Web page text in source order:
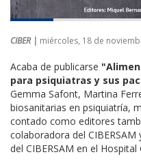
CIBER | miércoles, 18 de
Acaba de publicarse
para psiquiatras y sus
Gemma Safont, Martina
biosanitarias en psiquiatría,
contado como editores
colaboradora del CIBERSAM
del CIBERSAM en el